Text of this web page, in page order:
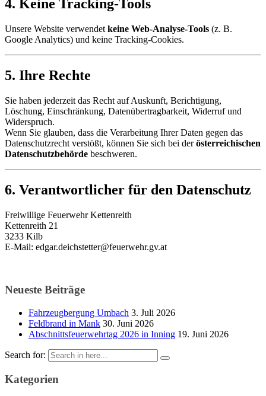
4. Keine Tracking-Tools
Unsere Website verwendet keine Web-Analyse-Tools (z. B.
Google Analytics) und keine Tracking-Cookies.
5. Ihre Rechte
Sie haben jederzeit das Recht auf Auskunft, Berichtigung,
Löschung, Einschränkung, Datenübertragbarkeit, Widerruf und
Widerspruch.
Wenn Sie glauben, dass die Verarbeitung Ihrer Daten gegen das
Datenschutzrecht verstößt, können Sie sich bei derösterreichischen
Datenschutzbehörde beschweren.
6. Verantwortlicher für den Datenschutz
Freiwillige Feuerwehr Kettenreith
Kettenreith 21
3233 Kilb
E-Mail: edgar.deichstetter@feuerwehr.gv.at
Neueste Beiträge
Fahrzeugbergung Umbach 3. Juli 2026
Feldbrand in Mank 30. Juni 2026
Abschnittsfeuerwehrtag 2026 in Inning 19. Juni 2026
Search for:
Kategorien